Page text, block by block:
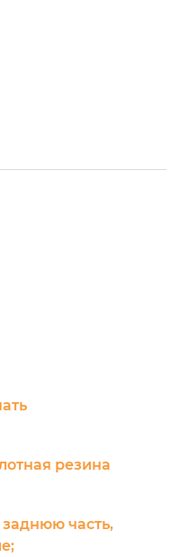
резина
заднюю часть,